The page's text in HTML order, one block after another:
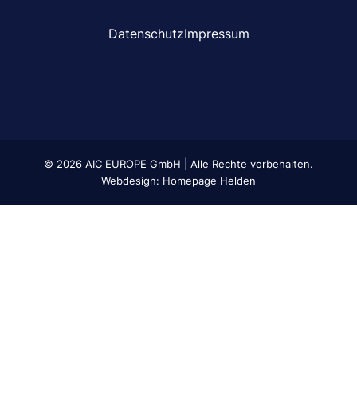
DatenschutzImpressum
© 2026 AIC EUROPE GmbH | Alle Rechte vorbehalten.
Webdesign: Homepage Helden